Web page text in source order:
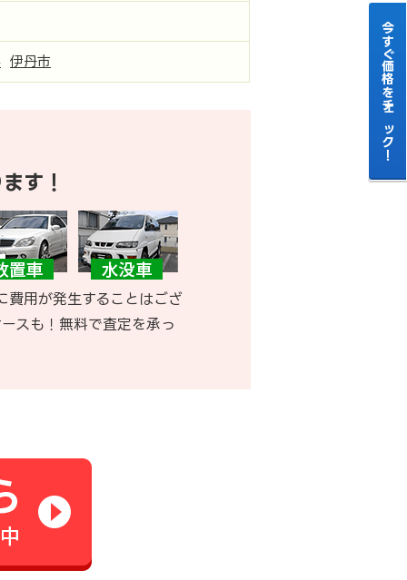
伊丹市
す！
費用が発生することはござ
スも！無料で査定を承っ
今すぐ価格をチェック！